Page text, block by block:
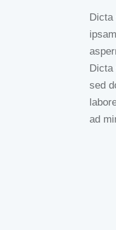
Dicta
Dicta
sed
ad